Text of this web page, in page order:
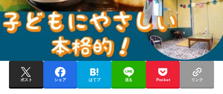
ポスト シェア はてブ 送る Pocket リンク